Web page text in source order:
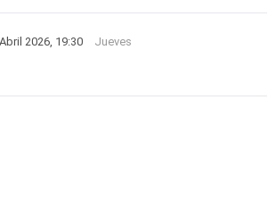
2026, 19:30 Jueves